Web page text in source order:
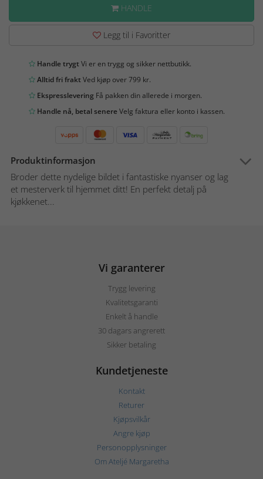
HANDLE
Legg til i Favoritter
Handle trygtVi er en trygg og sikker nettbutikk.
Alltid fri fraktVed kjøp over 799 kr.
Ekspresslevering Få pakken din allerede i morgen.
Handle nå, betal senereVelg faktura eller konto i kassen.
Produktinformasjon
Broder dette nydelige bildet i fantastiske nyanser og lag
et mesterverk til hjemmet ditt! En perfekt detalj på
kjøkkenet...
Vi garanterer
Trygg levering
Kvalitetsgaranti
Enkelt å handle
30 dagars angrerett
Sikker betaling
Kundetjeneste
Kontakt
Returer
Kjøpsvilkår
Angre kjøp
Personopplysninger
Om Ateljé Margaretha